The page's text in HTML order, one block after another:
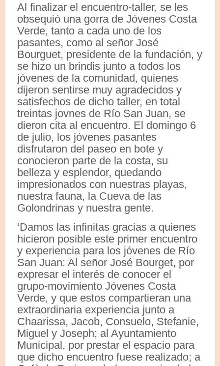
Al finalizar el encuentro-taller, se les
obsequió una gorra de Jóvenes Costa
Verde, tanto a cada uno de los
pasantes, como al señor José
Bourguet, presidente de la fundación, y
se hizo un brindis junto a todos los
jóvenes de la comunidad, quienes
dijeron sentirse muy agradecidos y
satisfechos de dicho taller, en total
treintas jovnes de Río San Juan, se
dieron cita al encuentro. El domingo 6
de julio, los jóvenes pasantes
disfrutaron del paseo en bote y
conocieron parte de la costa, su
belleza y esplendor, quedando
impresionados con nuestras playas,
nuestra fauna, la Cueva de las
Golondrinas y nuestra gente.
‘Damos las infinitas gracias a quienes
hicieron posible este primer encuentro
y experiencia para los jóvenes de Río
San Juan: Al señor José Bourget, por
expresar el interés de conocer el
grupo-movimiento Jóvenes Costa
Verde, y que estos compartieran una
extraordinaria experiencia junto a
Chaarissa, Jacob, Consuelo, Stefanie,
Miguel y Joseph; al Ayuntamiento
Municipal, por prestar el espacio para
que dicho encuentro fuese realizado; a